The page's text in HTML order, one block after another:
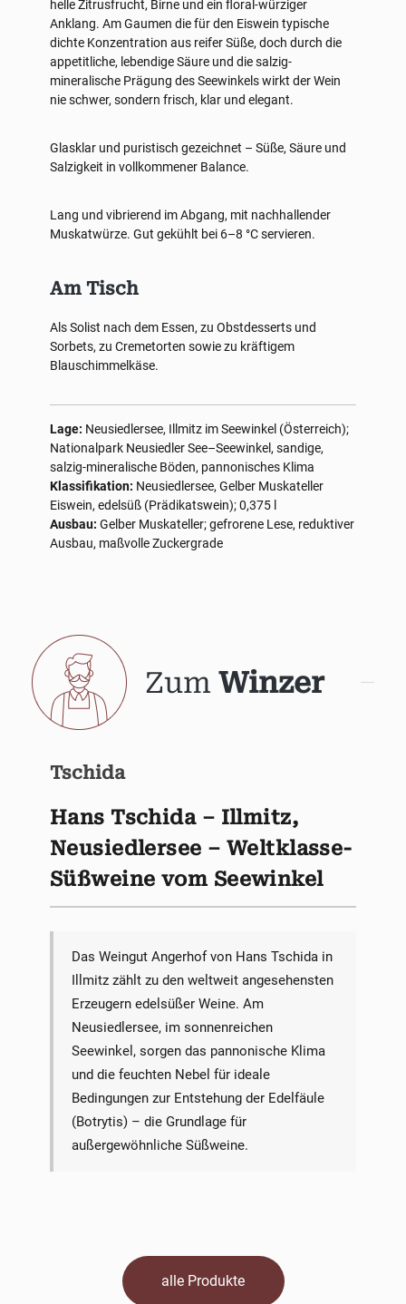
helle Zitrusfrucht, Birne und ein floral-würziger
Anklang. Am Gaumen die für den Eiswein typische
dichte Konzentration aus reifer Süße, doch durch die
appetitliche, lebendige Säure und die salzig-
mineralische Prägung des Seewinkels wirkt der Wein
nie schwer, sondern frisch, klar und elegant.
Glasklar und puristisch gezeichnet – Süße, Säure und
Salzigkeit in vollkommener Balance.
Lang und vibrierend im Abgang, mit nachhallender
Muskatwürze. Gut gekühlt bei 6–8 °C servieren.
Am Tisch
Als Solist nach dem Essen, zu Obstdesserts und
Sorbets, zu Cremetorten sowie zu kräftigem
Blauschimmelkäse.
Lage: Neusiedlersee, Illmitz im Seewinkel (Österreich);
Nationalpark Neusiedler See–Seewinkel, sandige,
salzig-mineralische Böden, pannonisches Klima
Klassifikation: Neusiedlersee, Gelber Muskateller
Eiswein, edelsüß (Prädikatswein); 0,375 l
Ausbau: Gelber Muskateller; gefrorene Lese, reduktiver
Ausbau, maßvolle Zuckergrade
Zum Winzer
Tschida
Hans Tschida – Illmitz,
Neusiedlersee – Weltklasse-
Süßweine vom Seewinkel
Das Weingut Angerhof von Hans Tschida in
Illmitz zählt zu den weltweit angesehensten
Erzeugern edelsüßer Weine. Am
Neusiedlersee, im sonnenreichen
Seewinkel, sorgen das pannonische Klima
und die feuchten Nebel für ideale
Bedingungen zur Entstehung der Edelfäule
(Botrytis) – die Grundlage für
außergewöhnliche Süßweine.
alle Produkte